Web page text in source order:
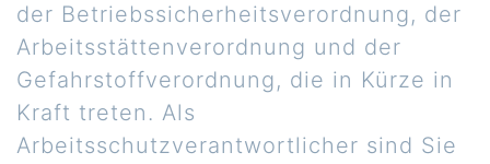
der Betriebssicherheitsverordnung, der
Arbeitsstättenverordnung und der
Gefahrstoffverordnung, die in Kürze in
Kraft treten. Als
Arbeitsschutzverantwortlicher sind Sie